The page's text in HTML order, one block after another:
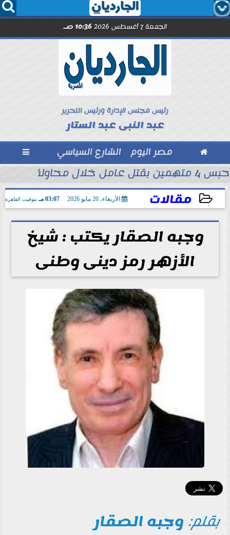
  
الجمعة 7 أغسطس 2026 10:36 صـ
رئيس مجلس الإدارة ورئيس التحرير
عبد النبى عبد الستار
 مصر اليوم الشارع السياسي 
..” محمد...حبس 4 متهمين بقتل عامل خلال محاولة سرقة دراجة نارية في المنوفية
مقالات الأربعاء، 20 مايو 2026 03:07 مـ بتوقيت القاهرة
2026-05-20 15:07:45
وجبه الصقار يكتب : شيخ
الأزهر رمز دينى وطنى
بقلم:وجبه الصقار